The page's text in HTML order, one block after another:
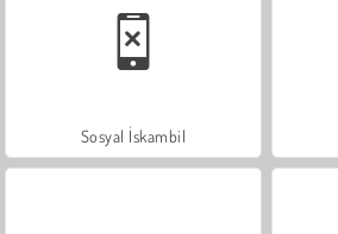
Sosyal İskambil